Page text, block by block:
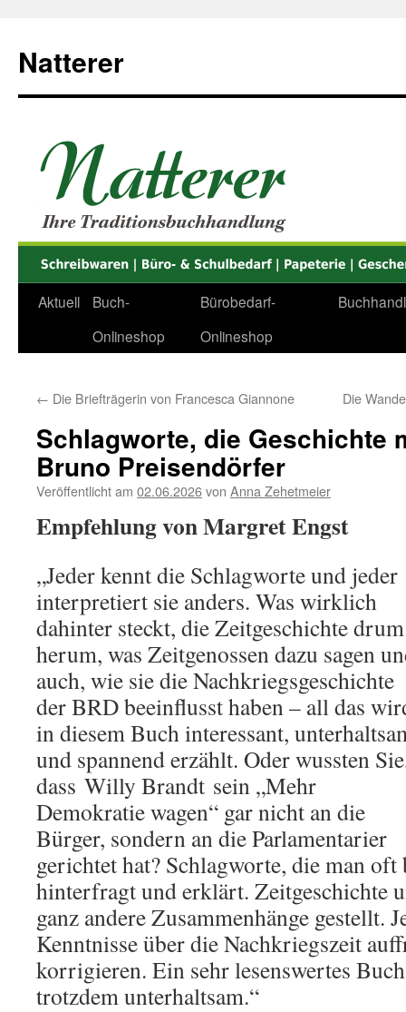
springen
Natterer
Aktuell
Buch-
Onlineshop
Bürobedarf-
Onlineshop
← Die Briefträgerin von Francesca Giannone Die
Schlagworte, die Geschichte
Bruno Preisendörfer
Veröffentlicht am 02.06.2026von Anna Zehetmeier
Empfehlung von Margret Engst
„Jeder kennt die Schlagworte und jeder
interpretiert sie anders. Was wirklich
dahinter steckt, die Zeitgeschichte drum
herum, was Zeitgenossen dazu sagen
auch, wie sie die Nachkriegsgeschichte
der BRD beeinflusst haben – all das
in diesem Buch interessant,
und spannend erzählt. Oder wussten
dass Willy Brandt sein „Mehr
Demokratie wagen“ gar nicht an die
Bürger, sondern an die Parlamentarier
gerichtet hat? Schlagworte, die man
hinterfragt und erklärt. Zeitgeschichte
ganz andere Zusammenhänge gestellt.
Kenntnisse über die Nachkriegszeit
korrigieren. Ein sehr lesenswertes
trotzdem unterhaltsam.“